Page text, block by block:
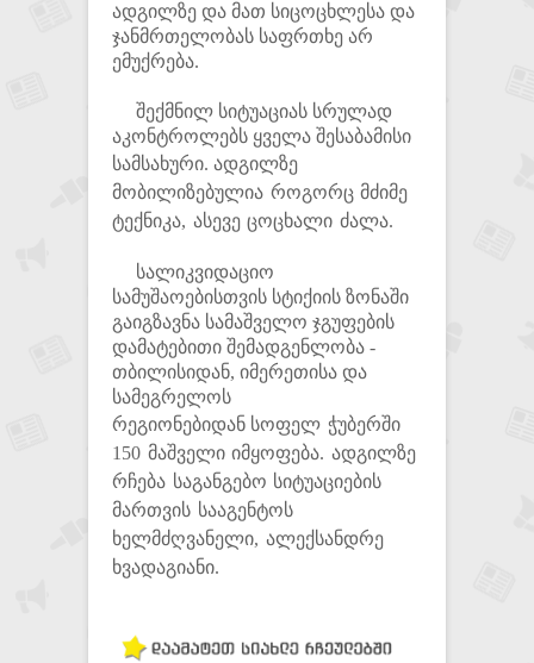
ადგილზე და მათ სიცოცხლესა და
ჯანმრთელობას საფრთხე არ
ემუქრება.
შექმნილ სიტუაციას სრულად
აკონტროლებს ყველა შესაბამისი
სამსახური. ადგილზე
მობილიზებულია როგორც მძიმე
ტექნიკა, ასევე ცოცხალი ძალა.
სალიკვიდაციო
სამუშაოებისთვის სტიქიის ზონაში
გაიგზავნა სამაშველო ჯგუფების
დამატებითი შემადგენლობა -
თბილისიდან, იმერეთისა და
სამეგრელოს
რეგიონებიდან სოფელ ჭუბერში
150 მაშველი იმყოფება. ადგილზე
რჩება საგანგებო სიტუაციების
მართვის სააგენტოს
ხელმძღვანელი, ალექსანდრე
ხვადაგიანი.